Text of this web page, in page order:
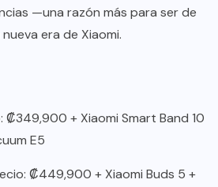
—una razón más para ser de
era de Xiaomi.
₡349,900 + Xiaomi Smart Band 10
E5
₡449,900 + Xiaomi Buds 5 +